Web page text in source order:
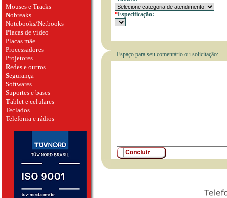
Mouses e Tracks
Nobreaks
Notebooks/Netbooks
Placas de vídeo
Placas mãe
Processadores
Projetores
Redes e outros
Segurança
Softwares
Suportes e bases
Tablet e celulares
Teclados
Telefonia e rádios
*Especificação:
Espaço para seu comentário ou solicitação: